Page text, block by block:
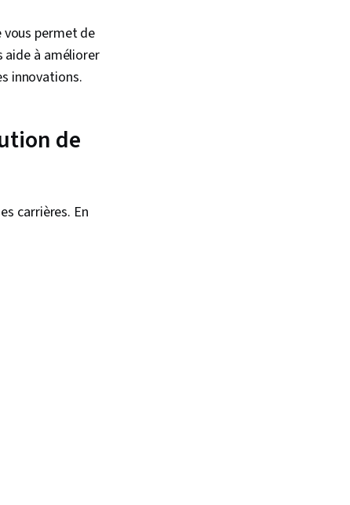
vous permet de
aide à améliorer
innovations.
de
carrières. En